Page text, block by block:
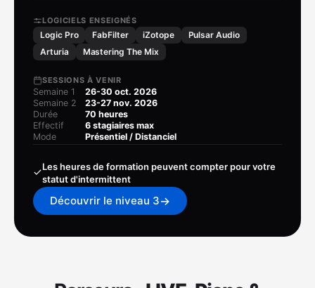
LOGICIELS ENSEIGNÉS
Logic Pro FabFilter iZotope
Pulsar Audio
Arturia
Mastering The Mix
SESSIONS À VENIR
Semaine 1
26-30 oct. 2026
Semaine 2
23-27 nov. 2026
Durée
70 heures
Effectif
6 stagiaires max
Mode
Présentiel / Distanciel
Les heures de formation peuvent compter pour votre
statut d'intermittent
Découvrir le niveau 3→